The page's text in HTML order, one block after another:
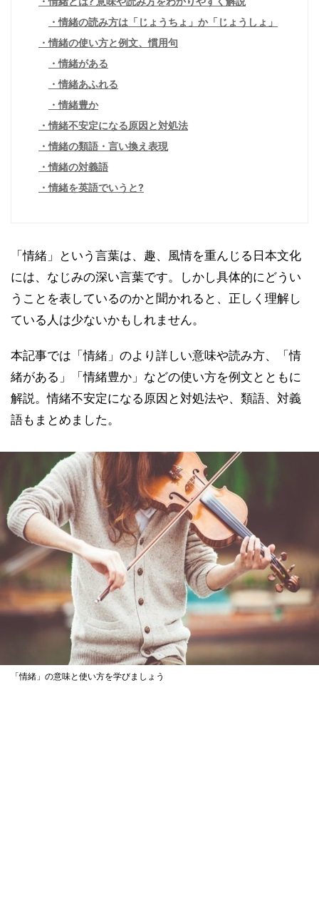
情緒の読み方は「じょうちょ」か「じょうしょ」
情緒の使い方と例文、慣用句
情緒がある
情緒あふれる
情緒豊か
情緒不安定になる原因と対処法
情緒の類語・言い換え表現
情緒の対義語
情緒を英語でいうと?
「情緒」という言葉は、趣、風情を重んじる日本文化
には、なじみの深い言葉です。しかし具体的にどうい
うことを表しているのかと聞かれると、正しく理解し
ている人は少ないかもしれません。
本記事では「情緒」のより詳しい意味や読み方、「情
緒がある」「情緒豊か」などの使い方を例文とともに
解説。情緒不安定になる原因と対処法や、類語、対義
語もまとめました。
「情緒」の意味と使い方を学びましょう